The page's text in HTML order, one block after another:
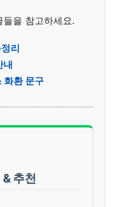
을 참고하세요.
리
내
화환 문구
추천